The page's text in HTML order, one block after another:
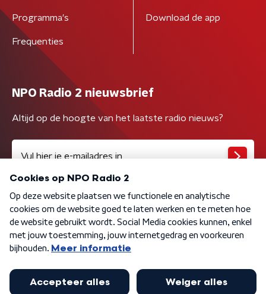
Programma's
Frequenties
Download de app
NPO Radio 2 nieuwsbrief
Altijd op de hoogte van het laatste radio nieuws?
Algemene voorwaarden Privacybeleid